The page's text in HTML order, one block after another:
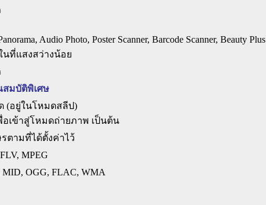
Audio Photo, Poster Scanner, Barcode Scanner, Beauty Plus
นที่แสงสว่างน้อย
มบัติพิเศษ
(อยู่ในโหมดสลีป)
อเข้าสู่โหมดถ่ายภาพ เป็นต้น
รตามที่ได้ตั้งค่าไว้
MPEG
MID, OGG, FLAC, WMA